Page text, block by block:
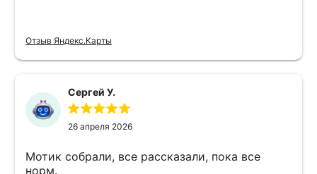
Отзыв Яндекс.Карты
Сергей У.
26 апреля 2026
Мотик собрали, все рассказали, пока все
норм.